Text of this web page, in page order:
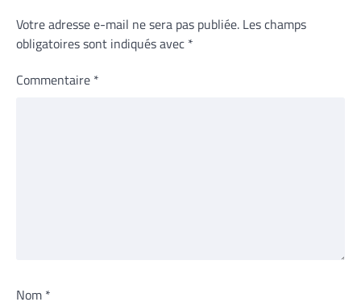
Votre adresse e-mail ne sera pas publiée. Les champs
obligatoires sont indiqués avec *
Commentaire *
Nom *